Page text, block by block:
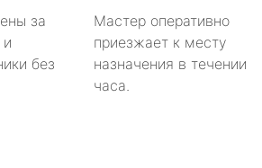
за
без
Мастер оперативно
приезжает к месту
назначения в течении
часа.